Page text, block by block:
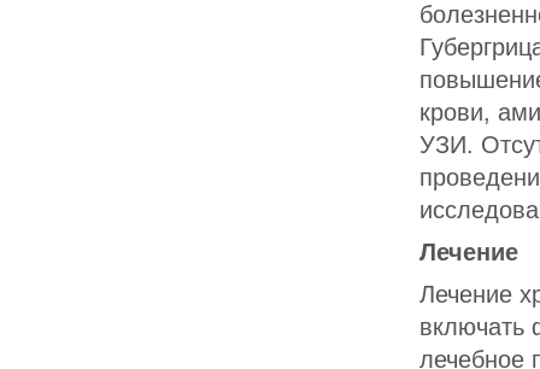
крови,
УЗИ.
Лечение
Лечение
включать
лечебное